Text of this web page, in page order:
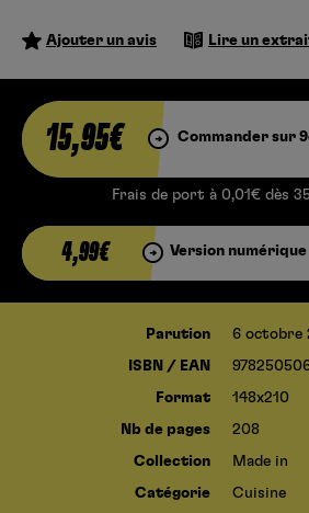
Ajouter un avis Lire un
15,95€ Commander sur
Frais de port à 0,01€ dès
4,99€ Version numérique
Parution 6 octobre
ISBN / EAN
Format 148x210
Nb de pages 208
Collection Made in
Catégorie Cuisine